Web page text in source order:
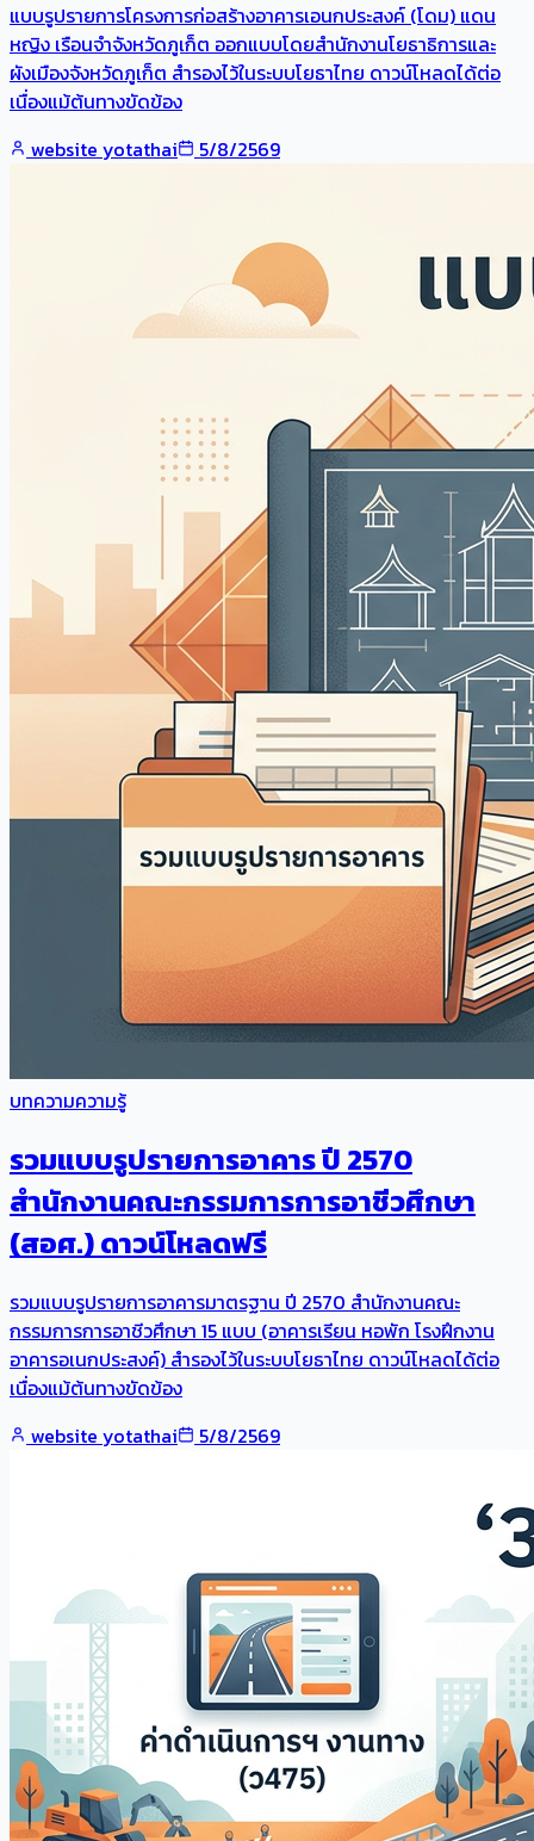
แบบรูปรายการโครงการก่อสร้างอาคารเอนกประสงค์ (โดม) แดน
หญิง เรือนจำจังหวัดภูเก็ต ออกแบบโดยสำนักงานโยธาธิการและ
ผังเมืองจังหวัดภูเก็ต สำรองไว้ในระบบโยธาไทย ดาวน์โหลดได้ต่อ
เนื่องแม้ต้นทางขัดข้อง
website yotathai
5/8/2569
บทความความรู้
รวมแบบรูปรายการอาคาร ปี 2570
สำนักงานคณะกรรมการการอาชีวศึกษา
(สอศ.) ดาวน์โหลดฟรี
รวมแบบรูปรายการอาคารมาตรฐาน ปี 2570 สำนักงานคณะ
กรรมการการอาชีวศึกษา 15 แบบ (อาคารเรียน หอพัก โรงฝึกงาน
อาคารอเนกประสงค์) สำรองไว้ในระบบโยธาไทย ดาวน์โหลดได้ต่อ
เนื่องแม้ต้นทางขัดข้อง
website yotathai
5/8/2569